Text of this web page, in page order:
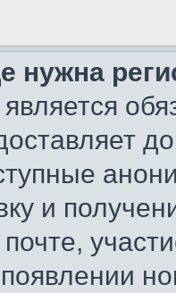
нужна
является
и